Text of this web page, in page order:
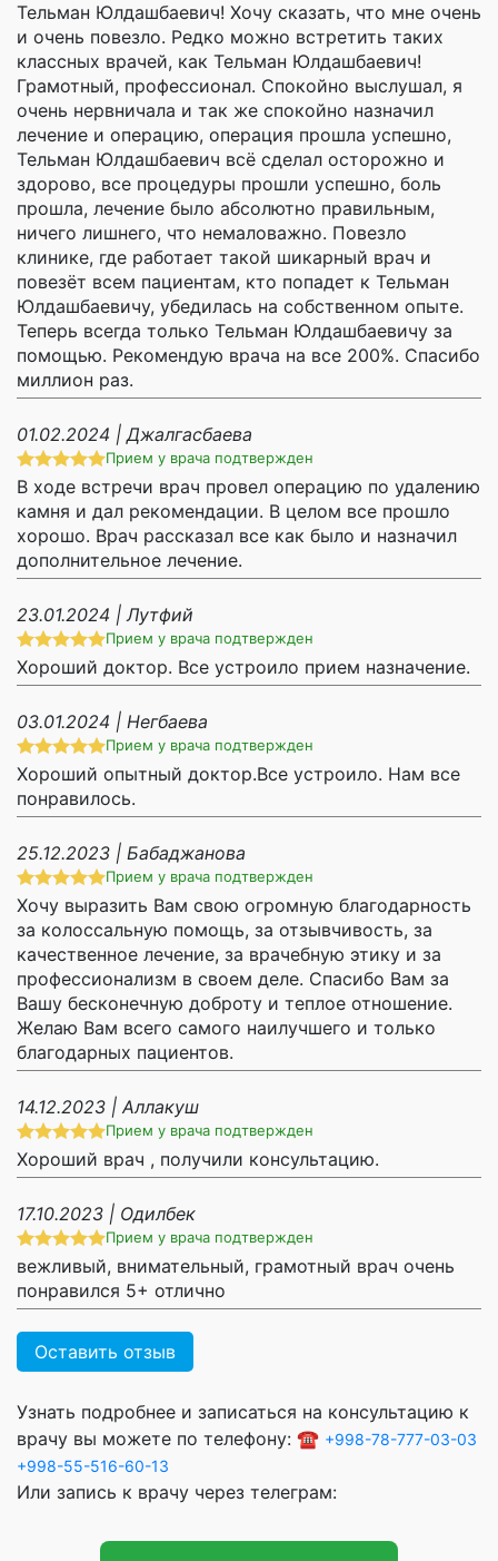
Тельман Юлдашбаевич! Хочу сказать, что мне очень
и очень повезло. Редко можно встретить таких
классных врачей, как Тельман Юлдашбаевич!
Грамотный, профессионал. Спокойно выслушал, я
очень нервничала и так же спокойно назначил
лечение и операцию, операция прошла успешно,
Тельман Юлдашбаевич всё сделал осторожно и
здорово, все процедуры прошли успешно, боль
прошла, лечение было абсолютно правильным,
ничего лишнего, что немаловажно. Повезло
клинике, где работает такой шикарный врач и
повезёт всем пациентам, кто попадет к Тельман
Юлдашбаевичу, убедилась на собственном опыте.
Теперь всегда только Тельман Юлдашбаевичу за
помощью. Рекомендую врача на все 200%. Спасибо
миллион раз.
01.02.2024 | Джалгасбаева
Прием у врача подтвержден
В ходе встречи врач провел операцию по удалению
камня и дал рекомендации. В целом все прошло
хорошо. Врач рассказал все как было и назначил
дополнительное лечение.
23.01.2024 | Лутфий
Прием у врача подтвержден
Хороший доктор. Все устроило прием назначение.
03.01.2024 | Негбаева
Прием у врача подтвержден
Хороший опытный доктор.Все устроило. Нам все
понравилось.
25.12.2023 | Бабаджанова
Прием у врача подтвержден
Хочу выразить Вам свою огромную благодарность
за колоссальную помощь, за отзывчивость, за
качественное лечение, за врачебную этику и за
профессионализм в своем деле. Спасибо Вам за
Вашу бесконечную доброту и теплое отношение.
Желаю Вам всего самого наилучшего и только
благодарных пациентов.
14.12.2023 | Аллакуш
Прием у врача подтвержден
Хороший врач , получили консультацию.
17.10.2023 | Одилбек
Прием у врача подтвержден
вежливый, внимательный, грамотный врач очень
понравился 5+ отлично
Оставить отзыв
Узнать подробнее и записаться на консультацию к
врачу вы можете по телефону: ☎️ +998-78-777-03-03
+998-55-516-60-13
Или запись к врачу через телеграм: